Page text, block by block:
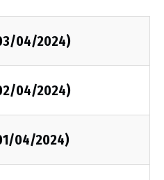
04/2024)
04/2024)
04/2024)